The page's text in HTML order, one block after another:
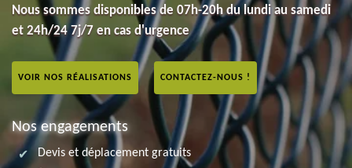
Nous sommes disponibles de 07h-20h du lundi au samedi
et 24h/24 7j/7 en cas d'urgence
VOIR NOS RÉALISATIONS CONTACTEZ-NOUS !
Nos engagements
Devis et déplacement gratuits